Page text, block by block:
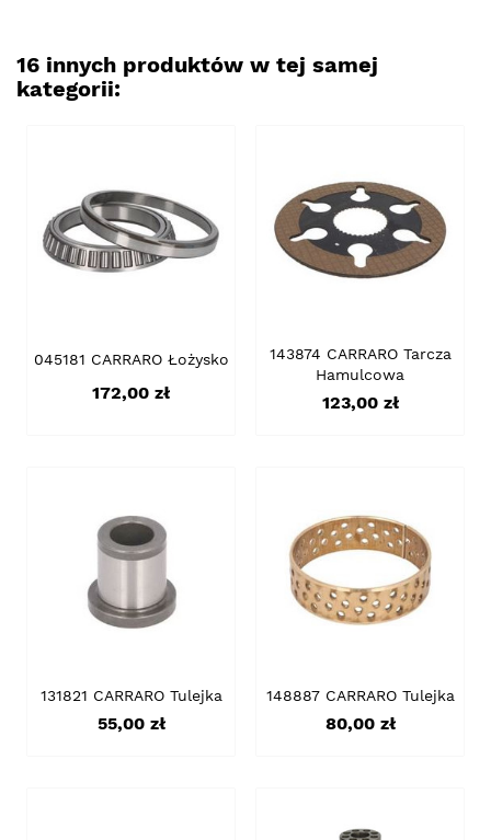
16 innych produktów w tej samej
kategorii:
045181 CARRARO Łożysko
Cena
172,00 zł
143874 CARRARO Tarcza
Hamulcowa
Cena
123,00 zł
131821 CARRARO Tulejka
Cena
55,00 zł
148887 CARRARO Tulejka
Cena
80,00 zł